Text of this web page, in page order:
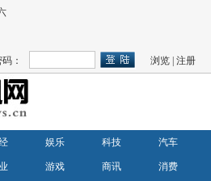
： 浏览 |注册
娱乐 科技 汽车
游戏 商讯 消费